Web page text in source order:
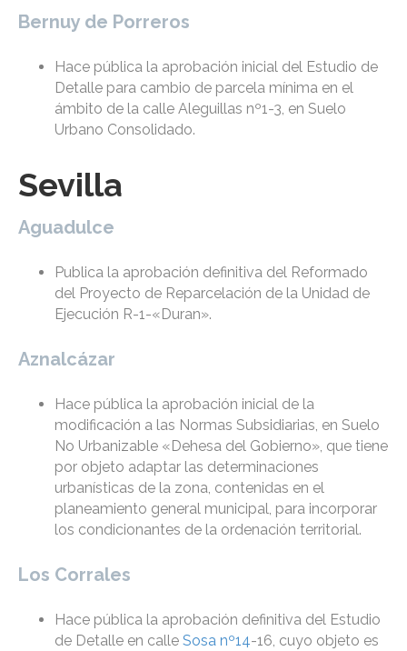
Bernuy de Porreros
Hace pública la aprobación inicial del Estudio de
Detalle para cambio de parcela mínima en el
ámbito de la calle Aleguillas nº1-3, en Suelo
Urbano Consolidado.
Sevilla
Aguadulce
Publica la aprobación definitiva del Reformado
del Proyecto de Reparcelación de la Unidad de
Ejecución R-1-«Duran».
Aznalcázar
Hace pública la aprobación inicial de la
modificación a las Normas Subsidiarias, en Suelo
No Urbanizable «Dehesa del Gobierno», que tiene
por objeto adaptar las determinaciones
urbanísticas de la zona, contenidas en el
planeamiento general municipal, para incorporar
los condicionantes de la ordenación territorial.
Los Corrales
Hace pública la aprobación definitiva del Estudio
de Detalle en calle Sosa nº14-16, cuyo objeto es